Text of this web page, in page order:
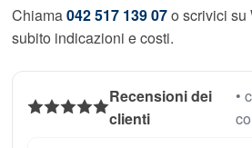
Chiama042 517 139 07o scrivici su
subito indicazioni e costi.
Recensioni dei
clienti
•